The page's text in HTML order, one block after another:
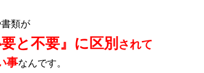
類が
要と不要』に区別されて
事なんです。